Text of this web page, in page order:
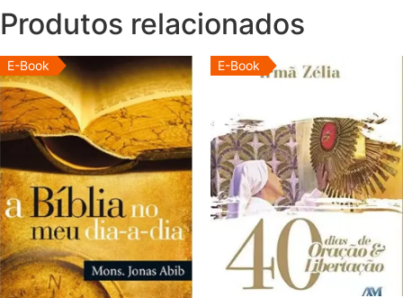
Produtos relacionados
E-Book E-Book